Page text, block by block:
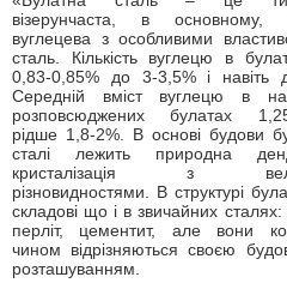
візерунчаста, в основному,
вуглецева з особливими
сталь. Кількість вуглецю в
0,83-0,85% до 3-3,5% і навіть
Середній вміст вуглецю в
розповсюджених булатах
рідше 1,8-2%. В основі будови
сталі лежить природна
кристалізація з
різновидностями. В структурі
складові що і в звичайних
перліт, цементит, але вони
чином відрізняються своєю
розташуванням.